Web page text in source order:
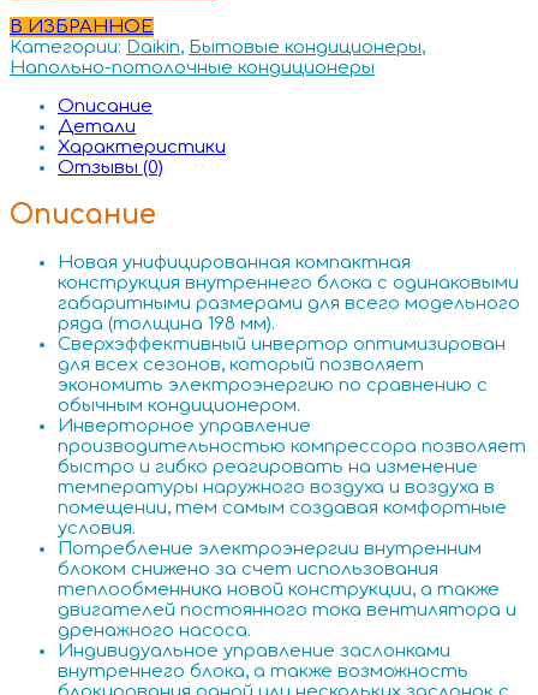
В ИЗБРАННОЕ
Категории: Daikin, Бытовые кондиционеры,
Напольно-потолочные кондиционеры
Описание
Детали
Характеристики
Отзывы (0)
Описание
Новая унифицированная компактная
конструкция внутреннего блока с одинаковыми
габаритными размерами для всего модельного
ряда (толщина 198 мм).
Сверхэффективный инвертор оптимизирован
для всех сезонов, который позволяет
экономить электроэнергию по сравнению с
обычным кондиционером.
Инверторное управление
производительностью компрессора позволяет
быстро и гибко реагировать на изменение
температуры наружного воздуха и воздуха в
помещении, тем самым создавая комфортные
условия.
Потребление электроэнергии внутренним
блоком снижено за счет использования
теплообменника новой конструкции, а также
двигателей постоянного тока вентилятора и
дренажного насоса.
Индивидуальное управление заслонками
внутреннего блока, а также возможность